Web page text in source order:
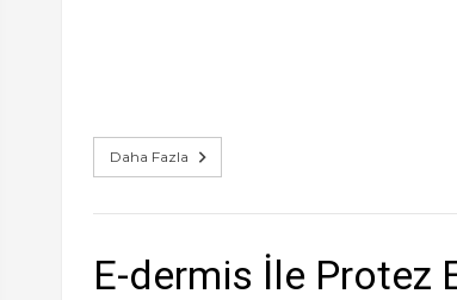
Daha Fazla
E-dermis İle Protez